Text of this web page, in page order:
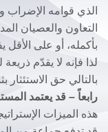
الذي قوامه الإضراب
التعاون والعصيان
بأكمله، أو على
لذا فإنه لا يقدّم
بالتالي حق الاستئثار
رابعاً – قد يعتمد
هذه الميزات